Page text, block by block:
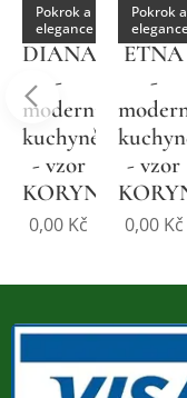
DIANA
-
moderní
kuchyně
- vzor
KORYNA
Pokrok a
elegance
0,00 Kč
ETNA
-
- vzor
Pokrok a
0,00Kč